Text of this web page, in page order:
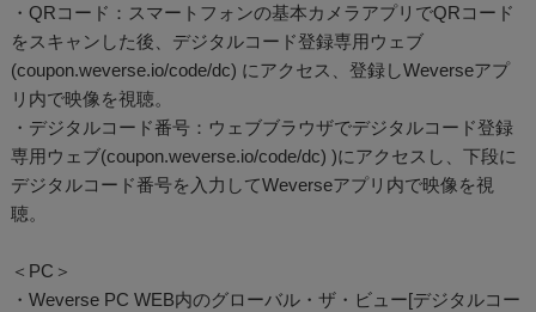
・QRコード：スマートフォンの基本カメラアプリでQRコード
をスキャンした後、デジタルコード登録専用ウェブ
(coupon.weverse.io/code/dc) にアクセス、登録しWeverseアプ
リ内で映像を視聴。
・デジタルコード番号：ウェブブラウザでデジタルコード登録
専用ウェブ(coupon.weverse.io/code/dc) )にアクセスし、下段に
デジタルコード番号を入力してWeverseアプリ内で映像を視
聴。
＜PC＞
・Weverse PC WEB内のグローバル・ザ・ビュー[デジタルコー